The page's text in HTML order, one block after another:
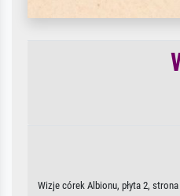
Wizje córek Albionu, płyta 2,